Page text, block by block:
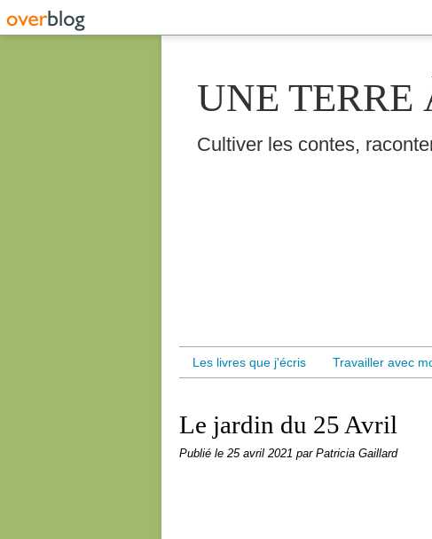
UNE TERRE
Cultiver les contes,
Les livres que j'écris Travailler avec
Le jardin du 25 Avril
Publié le 25 avril 2021 par Patricia Gaillard